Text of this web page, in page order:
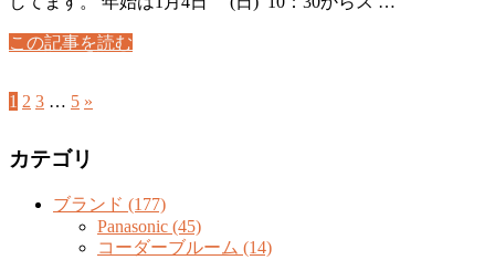
この記事を読む
1 2 3 … 5 »
カテゴリ
ブランド (177)
Panasonic (45)
コーダーブルーム (14)